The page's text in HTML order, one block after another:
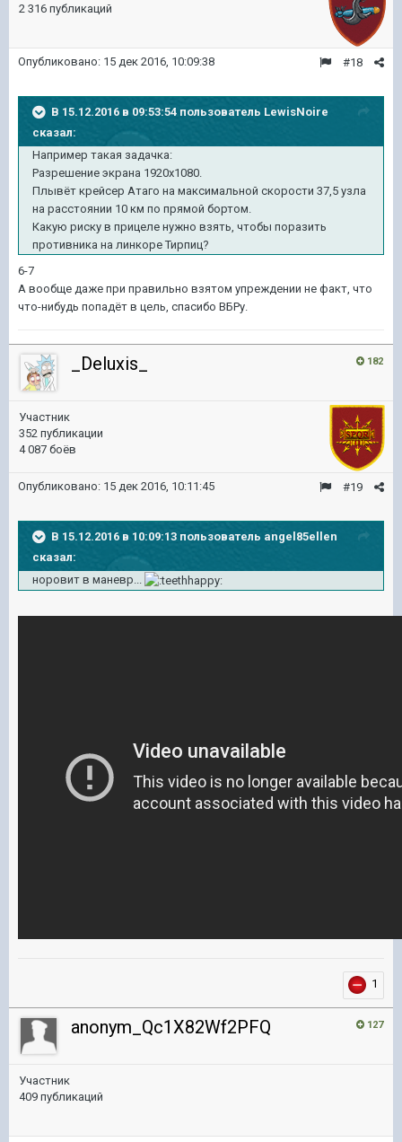
2 316 публикаций
#18
Опубликовано: 15 дек 2016, 10:09:38
В 15.12.2016 в 09:53:54 пользователь LewisNoire
сказал:
Например такая задачка:
Разрешение экрана 1920x1080.
Плывёт крейсер Атаго на максимальной скорости 37,5 узла
на расстоянии 10 км по прямой бортом.
Какую риску в прицеле нужно взять, чтобы поразить
противника на линкоре Тирпиц?
6-7
А вообще даже при правильно взятом упреждении не факт, что
что-нибудь попадёт в цель, спасибо ВБРу.
182
_Deluxis_
Участник
352 публикации
4 087 боёв
#19
Опубликовано: 15 дек 2016, 10:11:45
В 15.12.2016 в 10:09:13 пользователь angel85ellen
сказал:
норовит в маневр...
1
127
anonym_Qc1X82Wf2PFQ
Участник
409 публикаций